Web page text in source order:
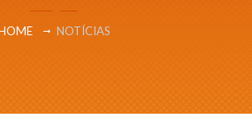
NOTÍCIAS